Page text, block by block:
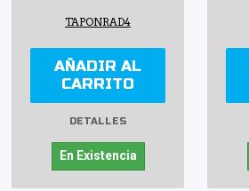
TAPONRAD4
AÑADIR AL
CARRITO
DETALLES
En Existencia